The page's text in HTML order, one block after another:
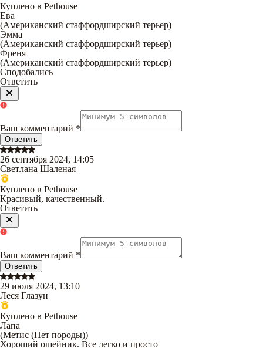
Куплено в Pethouse
Ева
(Американский стаффордширский терьер)
Эмма
(Американский стаффордширский терьер)
Френя
(Американский стаффордширский терьер)
Сподобались
Ответить
Ваш комментарий *
Ответить
26 сентября 2024, 14:05
Светлана Шаленая
Куплено в Pethouse
Красивый, качественный.
Ответить
Ваш комментарий *
Ответить
29 июля 2024, 13:10
Леся Глазун
Куплено в Pethouse
Лапа
(Метис (Нет породы))
Хороший ошейник. Все легко и просто